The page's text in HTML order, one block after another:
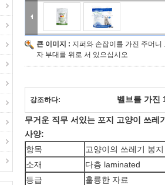
큰 이미지 : 지퍼와 손잡이를 가진 주머니
자 부대를 위로 서 있으십시오
강조하다: 벨브를 가진
무거운 직무 서있는 포지 고양이 쓰레
사양:
항목
고양이의 쓰레기 봉지
소재
다층 laminated
등급
훌륭한 자료